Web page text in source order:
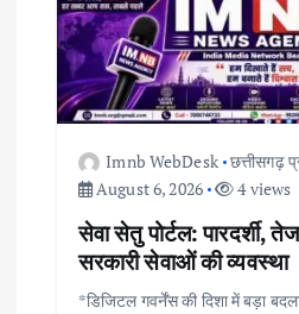
g
a
Imnb WebDesk छत्तीसगढ़
August 6, 2026
4 views
सेवा सेतु पोर्टल: पारदर्शी,
सरकारी सेवाओं की व्यवस्था
*डिजिटल गवर्नेंस की दिशा में बड़ा